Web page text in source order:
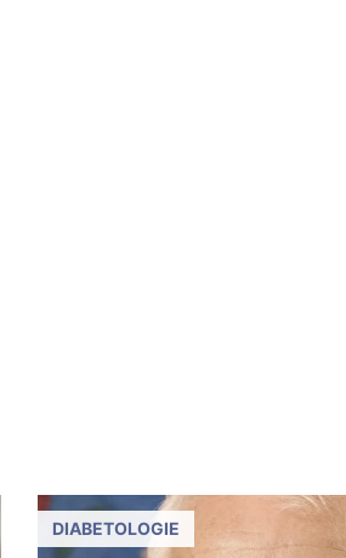
DIABETOLOGIE